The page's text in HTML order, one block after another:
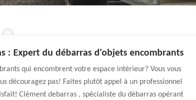
: Expert du débarras d'objets encombrants
qui encombrent votre espace intérieur? Vous vous
découragez pas! Faites plutôt appel à un professionnel
Clément debarras , spécialiste du débarras opérant